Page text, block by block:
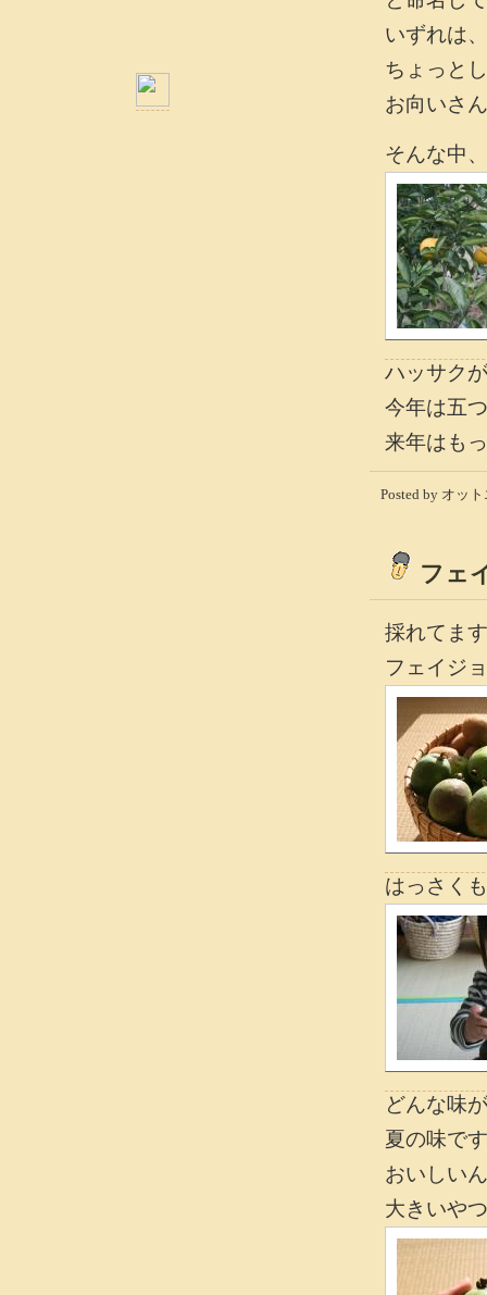
いずれは
ちょっと
お向いさ
そんな中
ハッサク
今年は五
来年はも
Posted by オッ
フェ
採れてま
フェイジ
はっさく
どんな味
夏の味で
おいしい
大きいや